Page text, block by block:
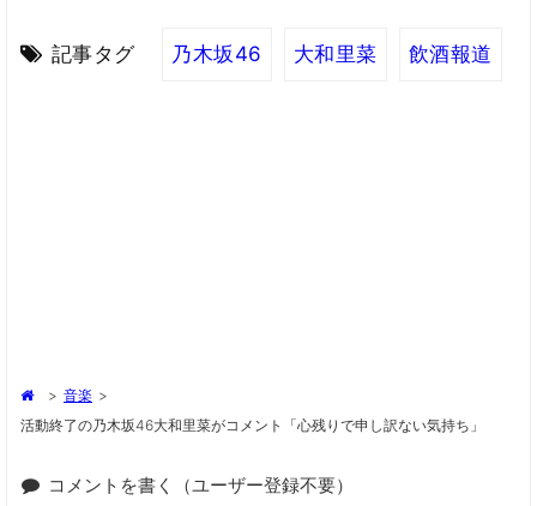
記事タグ 乃木坂46 大和里菜 飲酒報道
> 音楽 >
活動終了の乃木坂46大和里菜がコメント「心残りで申し訳ない気持ち」
コメントを書く（ユーザー登録不要）